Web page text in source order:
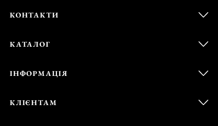
КОНТАКТИ
КАТАЛОГ
ІНФОРМАЦІЯ
КЛІЄНТАМ